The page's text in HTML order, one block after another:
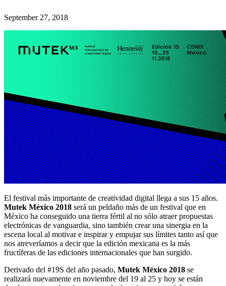
September 27, 2018
El festival más importante de creatividad digital llega a sus 15 años.
Mutek México 2018 será un peldaño más de un festival que en
México ha conseguido una tierra fértil al no sólo atraer propuestas
electrónicas de vanguardia, sino también crear una sinergia en la
escena local al motivar e inspirar y empujar sus límites tanto así que
nos atreveríamos a decir que la edición mexicana es la más
fructíferas de las ediciones internacionales que han surgido.
Derivado del #19S del año pasado, Mutek México 2018 se
realizará nuevamente en noviembre del 19 al 25 y hoy se están